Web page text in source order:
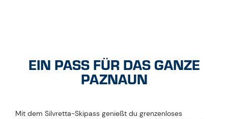
EIN PASS FÜR DAS GANZE
PAZNAUN
Mit dem Silvretta-Skipass genießt du grenzenloses